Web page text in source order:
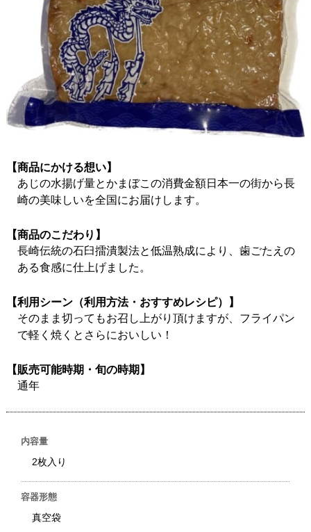
【商品にかける想い】
あじの水揚げ量とかまぼこの消費金額日本一の街から長
崎の美味しいを全国にお届けします。
【商品のこだわり】
長崎伝統の石臼擂潰製法と低温熟成により、歯ごたえの
ある食感に仕上げました。
【利用シーン（利用方法・おすすめレシピ）】
そのまま切ってもお召し上がり頂けますが、フライパン
で軽く焼くとさらにおいしい！
【販売可能時期・旬の時期】
通年
内容量
2枚入り
容器形態
真空袋